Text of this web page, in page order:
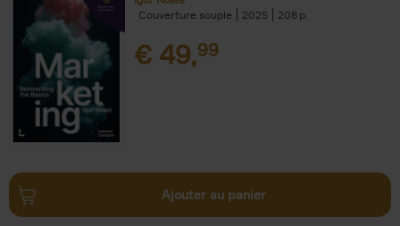
Couverture souple
2025 208
€ 49,99
Ajouter au panier